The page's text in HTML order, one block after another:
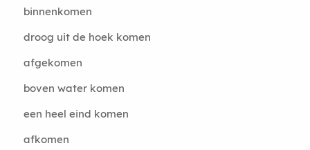
binnenkomen
droog uit de hoek komen
afgekomen
boven water komen
een heel eind komen
afkomen